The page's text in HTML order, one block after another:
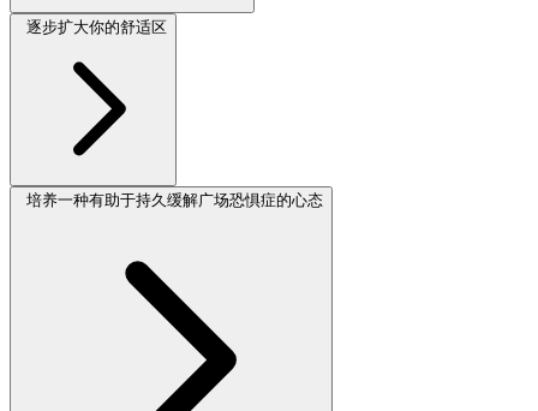
逐步扩大你的舒适区
培养一种有助于持久缓解广场恐惧症的心态